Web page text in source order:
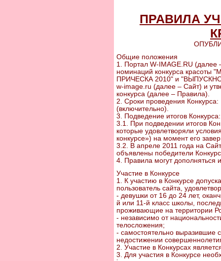
ПРАВИЛА
Общие положения
1. Портал W-IMAGE.RU (далее
номинаций конкурса
ПРИЧЕСКА 2010" и
w-image.ru (далее – Сайт) и
конкурса (далее – Правила).
2. Сроки проведения
(включительно).
3. Подведение итогов Конкурса:
3.1. При подведении итогов
которые удовлетворяли
конкурсе») на момент его
3.2. В апреле 2011 года на
объявлены победители
4. Правила могут дополняться
Участие в Конкурсе
1. К участию в Конкурсе
пользователь сайта,
- девушки от 16 до 24 лет,
й или 11-й класс школы,
проживающие на территории
- независимо от
телосложения;
- самостоятельно выразившие
недостижении
2. Участие в Конкурсах
3. Для участия в Конкурсе